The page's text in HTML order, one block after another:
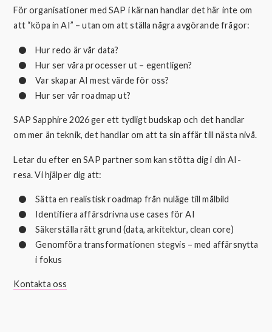
För organisationer med SAP i kärnan handlar det här inte om
att “köpa in AI” – utan om att ställa några avgörande frågor:
Hur redo är vår data?
Hur ser våra processer ut – egentligen?
Var skapar AI mest värde för oss?
Hur ser vår roadmap ut?
SAP Sapphire 2026 ger ett tydligt budskap och det handlar
om mer än teknik, det handlar om att ta sin affär till nästa nivå.
Letar du efter en SAP partner som kan stötta dig i din AI-
resa. Vi hjälper dig att:
Sätta en realistisk roadmap från nuläge till målbild
Identifiera affärsdrivna use cases för AI
Säkerställa rätt grund (data, arkitektur, clean core)
Genomföra transformationen stegvis – med affärsnytta
i fokus
Kontakta oss